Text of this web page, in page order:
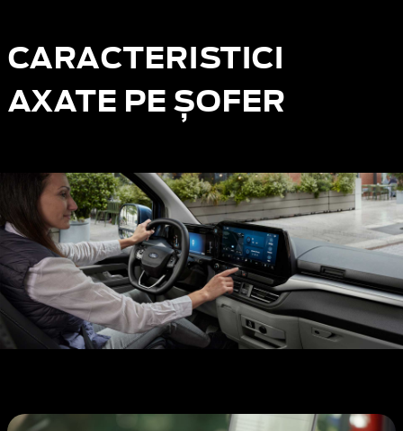
CARACTERISTICI
AXATE PE ȘOFER